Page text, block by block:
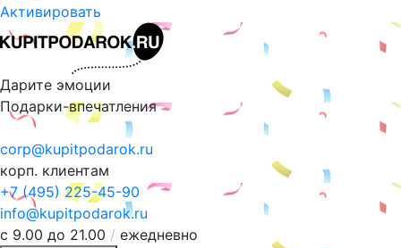
Активировать
Дарите эмоции
Подарки-впечатления
corp@kupitpodarok.ru
корп. клиентам
+7 (495) 225-45-90
info@kupitpodarok.ru
с 9.00 до 21.00 / ежедневно